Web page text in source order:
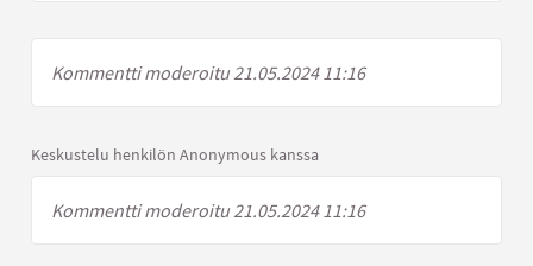
Kommentti moderoitu 21.05.2024 11:16
Keskustelu henkilön Anonymous kanssa
Kommentti moderoitu 21.05.2024 11:16